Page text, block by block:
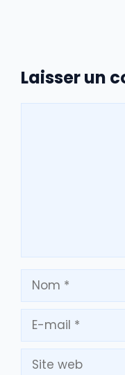
Laisser un
Nom
mail
Site